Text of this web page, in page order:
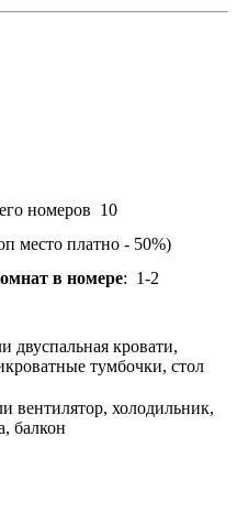
номеров 10
место платно - 50%)
в номере: 1-2
двуспальная кровати,
тумбочки, стол
вентилятор, холодильник,
балкон